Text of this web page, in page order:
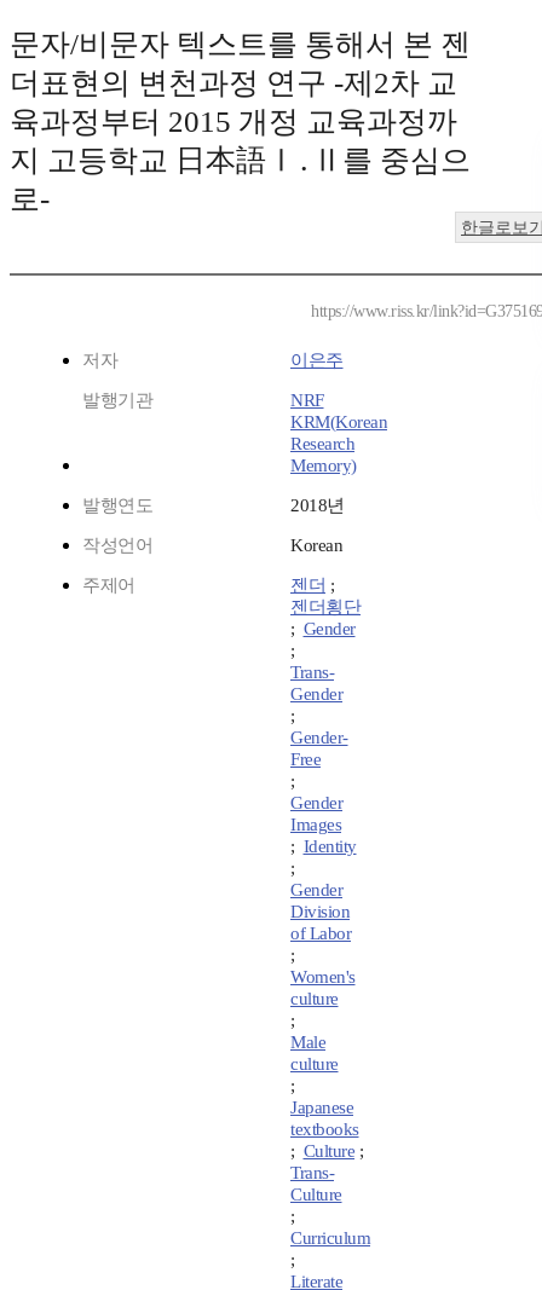
문자/비문자 텍스트를 통해서 본 젠
더표현의 변천과정 연구 -제2차 교
육과정부터 2015 개정 교육과정까
지 고등학교 日本語Ⅰ․Ⅱ를 중심으
로-
한글로보
https://www.riss.kr/
저자 이은주
발행기관
NRF
KRM(Korean
Research
Memory)
발행연도 2018년
작성언어 Korean
주제어 젠더 ;
젠더횡단
; Gender
;
Trans-
Gender
;
Gender-
Free
;
Gender
Images
; Identity
;
Gender
Division
of Labor
;
Women's
culture
;
Male
culture
;
Japanese
textbooks
; Culture ;
Trans-
Culture
;
Curriculum
;
Literate